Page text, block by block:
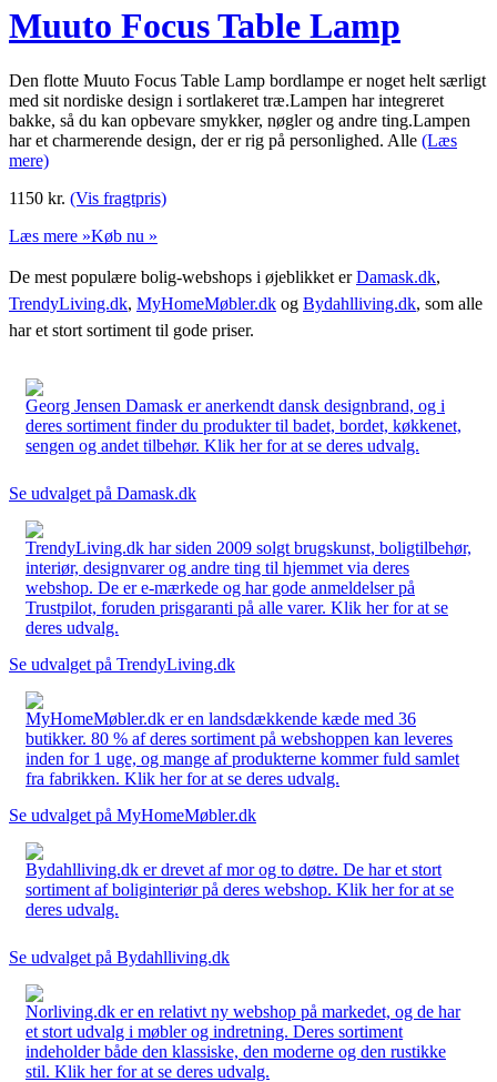
Muuto Focus Table Lamp
Den flotte Muuto Focus Table Lamp bordlampe er noget helt særligt
med sit nordiske design i sortlakeret træ.Lampen har integreret
bakke, så du kan opbevare smykker, nøgler og andre ting.Lampen
har et charmerende design, der er rig på personlighed. Alle (Læs
mere)
1150 kr. (Vis fragtpris)
Læs mere »Køb nu »
De mest populære bolig-webshops i øjeblikket erDamask.dk,
TrendyLiving.dk, MyHomeMøbler.dk og Bydahlliving.dk, som alle
har et stort sortiment til gode priser.
Georg Jensen Damask er anerkendt dansk designbrand, og i
deres sortiment finder du produkter til badet, bordet, køkkenet,
sengen og andet tilbehør. Klik her for at se deres udvalg.
Se udvalget på Damask.dk
TrendyLiving.dk har siden 2009 solgt brugskunst, boligtilbehør,
interiør, designvarer og andre ting til hjemmet via deres
webshop. De er e-mærkede og har gode anmeldelser på
Trustpilot, foruden prisgaranti på alle varer. Klik her for at se
deres udvalg.
Se udvalget på TrendyLiving.dk
MyHomeMøbler.dk er en landsdækkende kæde med 36
butikker. 80 % af deres sortiment på webshoppen kan leveres
inden for 1 uge, og mange af produkterne kommer fuld samlet
fra fabrikken. Klik her for at se deres udvalg.
Se udvalget på MyHomeMøbler.dk
Bydahlliving.dk er drevet af mor og to døtre. De har et stort
sortiment af boliginteriør på deres webshop. Klik her for at se
deres udvalg.
Se udvalget på Bydahlliving.dk
Norliving.dk er en relativt ny webshop på markedet, og de har
et stort udvalg i møbler og indretning. Deres sortiment
indeholder både den klassiske, den moderne og den rustikke
stil. Klik her for at se deres udvalg.